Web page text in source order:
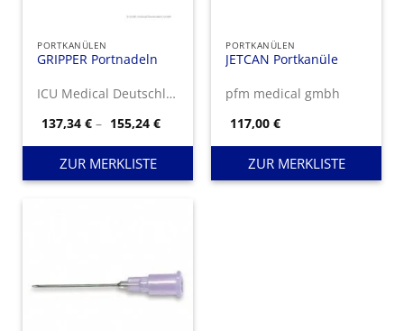
PORTKANÜLEN
GRIPPER Portnadeln
ICU Medical Deutschland GmbH
137,34€ – 155,24€Preisspanne:
137,34 €
bis
ZUR MERKLISTE
PORTKANÜLEN
JETCAN Portkanüle
pfm medical gmbh
117,00€
ZUR MERKLISTE